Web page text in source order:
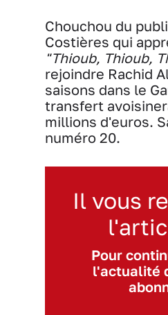
Chouchou du
Costières qui
"Thioub, Thioub,
rejoindre Rachid
saisons dans le
transfert
millions d'euros.
numéro 20.
Il vous
Pour
l'actualité